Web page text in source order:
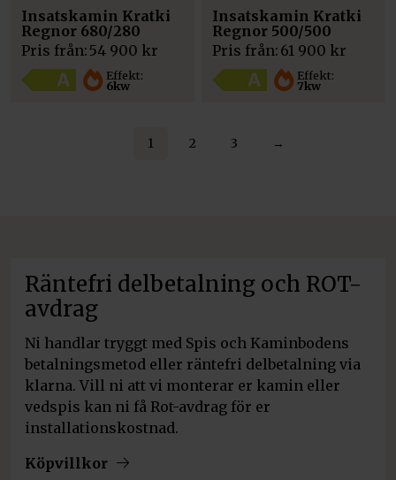
Effekt:
6kw
Insatskamin Kratki
Regnor 680/280
Pris från: 54 900 kr
Effekt:
7kw
Insatskamin Kratki
Regnor 500/500
Pris från: 61 900 kr
1 2 3 →
Räntefri delbetalning och ROT-
avdrag
Ni handlar tryggt med Spis och Kaminbodens
betalningsmetod eller räntefri delbetalning via
klarna. Vill ni att vi monterar er kamin eller
vedspis kan ni få Rot-avdrag för er
installationskostnad.
Köpvillkor